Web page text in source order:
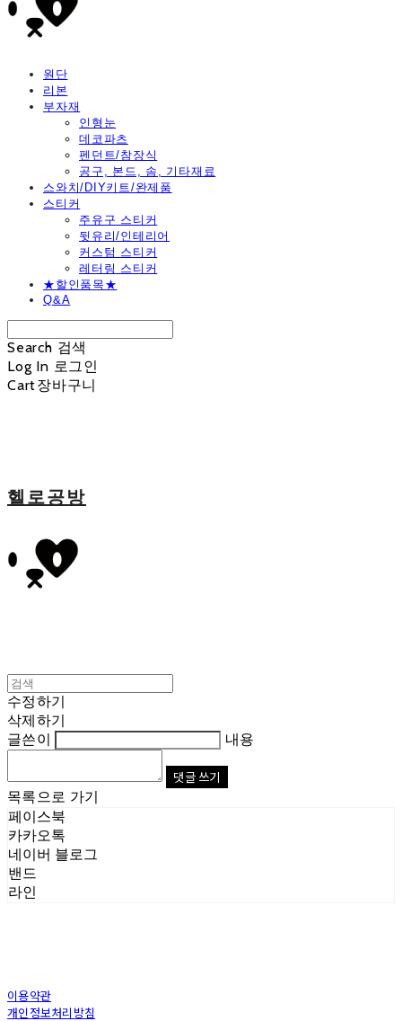
원단
리본
부자재
인형눈
데코파츠
펜던트/참장식
공구, 본드, 솜, 기타재료
스와치/DIY키트/완제품
스티커
주유구 스티커
뒷유리/인테리어
커스텀 스티커
레터링 스티커
★할인품목★
Q&A
Search 검색
Log In 로그인
Cart장바구니
헬로공방
수정하기
삭제하기
글쓴이
내용
댓글 쓰기
목록으로 가기
페이스북
카카오톡
네이버 블로그
밴드
라인
이용약관
개인정보처리방침